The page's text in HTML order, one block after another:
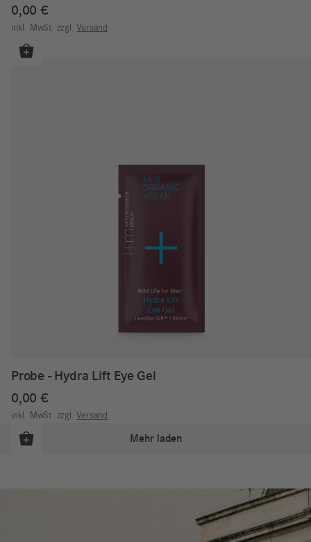
0,00 €
inkl. MwSt. zzgl. Versand
Probe - Hydra Lift Eye Gel
0,00 €
inkl. MwSt. zzgl. Versand
Mehr laden